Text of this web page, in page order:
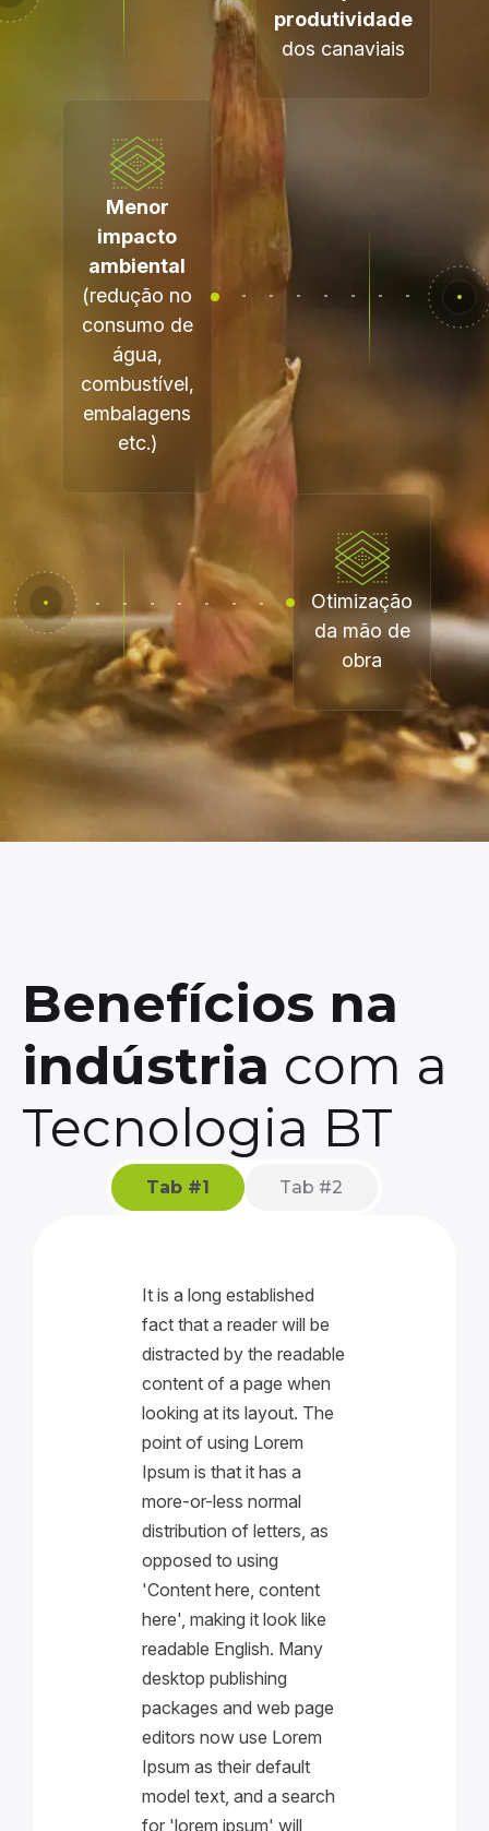
produtividade
dos canaviais
Menor
impacto
ambiental
(redução no
consumo de
água,
combustível,
embalagens
etc.)
Otimização
da mão de
obra
Benefícios na
indústria com a
Tecnologia BT
Tab #1 Tab #2
It is a long established
fact that a reader will be
distracted by the readable
content of a page when
looking at its layout. The
point of using Lorem
Ipsum is that it has a
more-or-less normal
distribution of letters, as
opposed to using
'Content here, content
here', making it look like
readable English. Many
desktop publishing
packages and web page
editors now use Lorem
Ipsum as their default
model text, and a search
for 'lorem ipsum' will